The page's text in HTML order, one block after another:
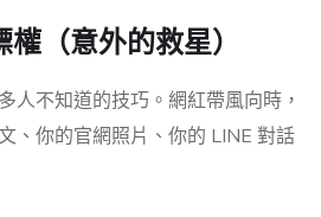
（意外的救星）
人不知道的技巧。網紅帶風向時，
、你的官網照片、你的 LINE 對話